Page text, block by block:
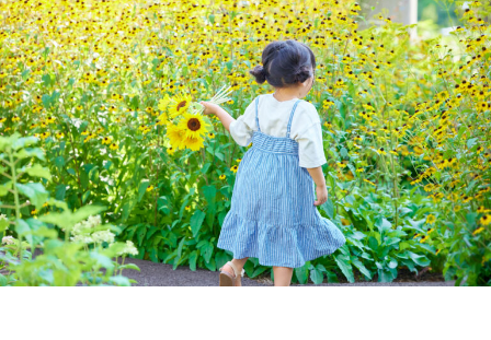
季節の花
年間カレンダー
花図鑑
フード・ショッピング TOP
MINAMO RESTAURANT
FLOWER HALL CAFE
TEIEN茶房
MINAMO DELI CAFE / HARAPPA CAFE
MINAMO MARKET / HANA SHOP
イベント・アクティビティ
プレイ
園内マップ
営業時間・料金